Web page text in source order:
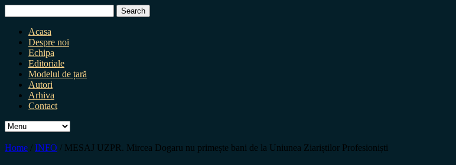
for:
Acasa
Despre noi
Echipa
Editoriale
Modelul de țară
Autori
Arhiva
Contact
Home / INFO / MESAJ UZPR. Mircea Dogaru nu primește bani de la Uniunea Ziariștilor Profesioniști